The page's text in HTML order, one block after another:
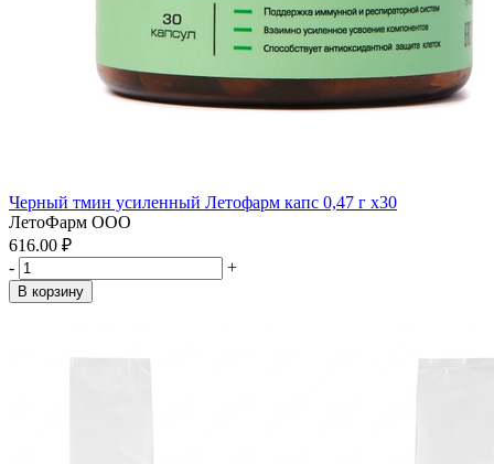
Черный тмин усиленный Летофарм капс 0,47 г x30
ЛетоФарм ООО
616.00 ₽
-
+
В корзину